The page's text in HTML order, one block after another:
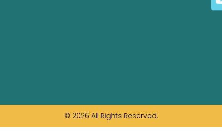
© 2026 All Rights Reserved.